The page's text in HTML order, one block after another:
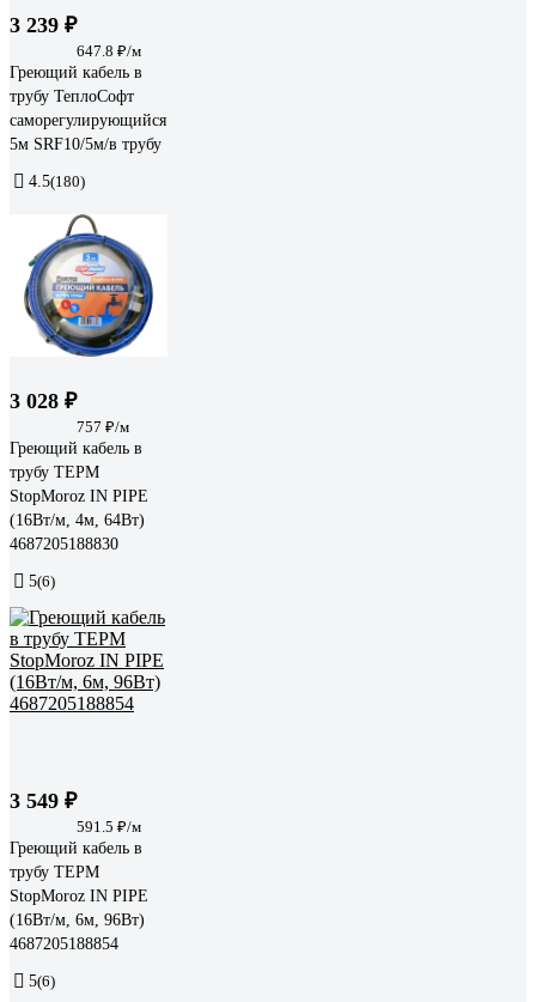
3 239 ₽
647.8 ₽/м
Греющий кабель в
трубу ТеплоСофт
саморегулирующийся
5м SRF10/5м/в трубу
4.5(180)
3 028 ₽
757 ₽/м
Греющий кабель в
трубу ТЕРМ
StopMoroz IN PIPE
(16Вт/м, 4м, 64Вт)
4687205188830
5(6)
3 549 ₽
591.5 ₽/м
Греющий кабель в
трубу ТЕРМ
StopMoroz IN PIPE
(16Вт/м, 6м, 96Вт)
4687205188854
5(6)